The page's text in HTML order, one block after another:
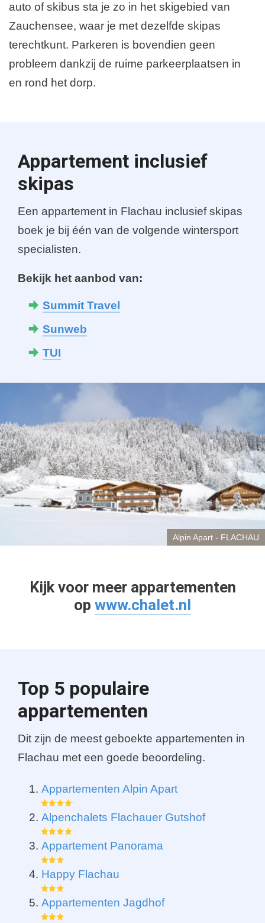
auto of skibus sta je zo in het skigebied van
Zauchensee, waar je met dezelfde skipas
terechtkunt. Parkeren is bovendien geen
probleem dankzij de ruime parkeerplaatsen in
en rond het dorp.
Appartement inclusief
skipas
Een appartement in Flachau inclusief skipas
boek je bij één van de volgende wintersport
specialisten.
Bekijk het aanbod van:
Summit Travel
Sunweb
TUI
Alpin Apart - FLACHAU
Kijk voor meer appartementen
op www.chalet.nl
Top 5 populaire
appartementen
Dit zijn de meest geboekte appartementen in
Flachau met een goede beoordeling.
Appartementen Alpin Apart
Alpenchalets Flachauer Gutshof
Appartement Panorama
Happy Flachau
Appartementen Jagdhof